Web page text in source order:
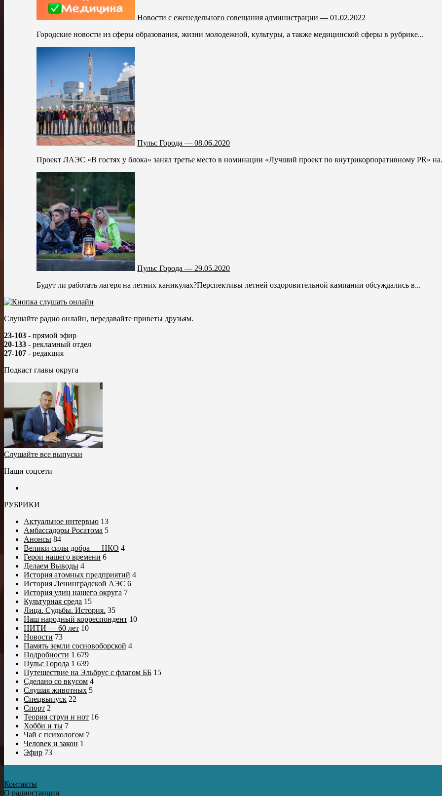
Новости с еженедельного совещания администрации — 01.02.2022
Городские новости из сферы образования, жизни молодежной, культуры, а также медицинской сферы в рубрике...
Пульс Города — 08.06.2020
Проект ЛАЭС «В гостях у блока» занял третье место в номинации «Лучший проект по внутрикорпоративному PR»
Пульс Города — 29.05.2020
Будут ли работать лагеря на летних каникулах?Перспективы летней оздоровительной кампании обсуждались в...
Слушайте радио онлайн, передавайте приветы друзьям.
23-103 - прямой эфир
20-133 - рекламный отдел
27-107 - редакция
Подкаст главы округа
Слушайте все выпуски
Наши соцсети
РУБРИКИ
Актуальное интервью 13
Амбассадоры Росатома 5
Анонсы 84
Велики силы добра — НКО 4
Герои нашего времени 6
Делаем Выводы 4
История атомных предприятий 4
История Ленинградской АЭС 6
История улиц нашего округа 7
Культурная среда 15
Лица. Судьбы. История. 35
Наш народный корреспондент 10
НИТИ — 60 лет 10
Новости 73
Память земли сосновоборской 4
Подробности 1 679
Пульс Города 1 639
Путешествие на Эльбрус с флагом ББ 15
Сделано со вкусом 4
Слушая животных 5
Спецвыпуск 22
Спорт 2
Теория струн и нот 16
Хобби и ты 7
Чай с психологом 7
Человек и закон 1
Эфир 73
Контакты
О радиостанции